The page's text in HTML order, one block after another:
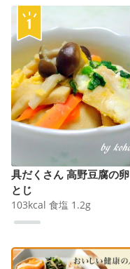
具だくさん 高野豆腐の卵
とじ
103kcal 食塩 1.2g